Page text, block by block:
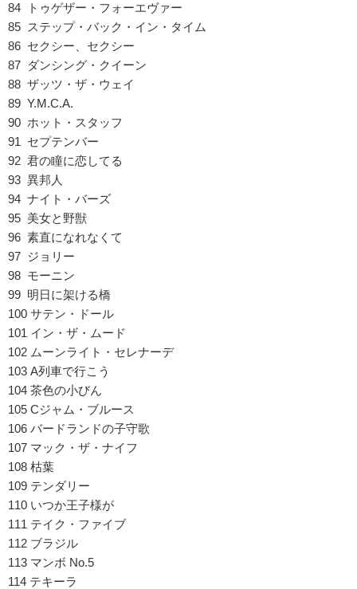
84 トゥゲザー・フォーエヴァー
85 ステップ・バック・イン・タイム
86 セクシー、セクシー
87 ダンシング・クイーン
88 ザッツ・ザ・ウェイ
89 Y.M.C.A.
90 ホット・スタッフ
91 セプテンバー
92 君の瞳に恋してる
93 異邦人
94 ナイト・バーズ
95 美女と野獣
96 素直になれなくて
97 ジョリー
98 モーニン
99 明日に架ける橋
100 サテン・ドール
101 イン・ザ・ムード
102 ムーンライト・セレナーデ
103 A列車で行こう
104 茶色の小びん
105 Cジャム・ブルース
106 バードランドの子守歌
107 マック・ザ・ナイフ
108 枯葉
109 テンダリー
110 いつか王子様が
111 テイク・ファイブ
112 ブラジル
113 マンボ No.5
114 テキーラ